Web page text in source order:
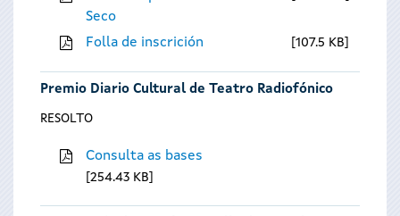
Seco
Folla de inscrición 107.5 KB
Premio Diario Cultural de Teatro Radiofónico
RESOLTO
Consulta as bases
254.43 KB